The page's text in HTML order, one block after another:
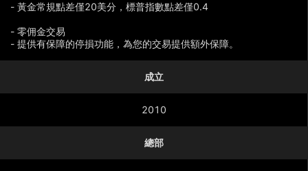
- 黃金常規點差僅20美分，標普指數點差僅0.4
- 零佣金交易
- 提供有保障的停損功能，為您的交易提供額外保障。
成立
2010
總部